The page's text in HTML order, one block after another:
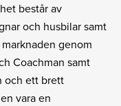
består av
och husbilar samt
genom
Coachman samt
och ett brett
vara en